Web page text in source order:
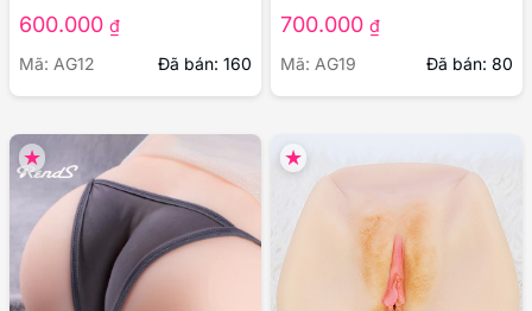
600.000 ₫
Mã: AG12
Đã bán: 160
700.000 ₫
Mã: AG19
Đã bán: 80